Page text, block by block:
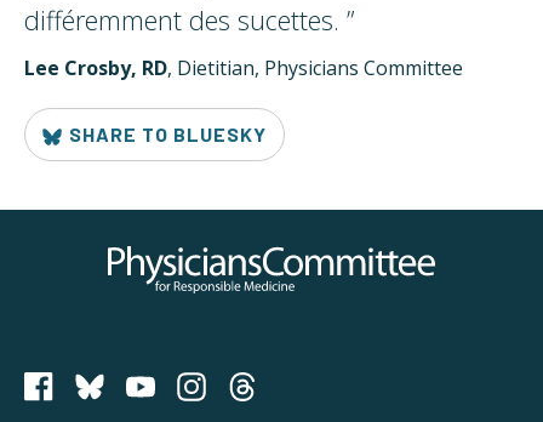
différemment des sucettes. ”
Lee Crosby, RD, Dietitian, Physicians Committee
SHARE TO BLUESKY
Physicians Committee for Responsible Medicine
PCRM on Bluesky